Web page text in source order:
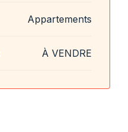
Appartements
À VENDRE